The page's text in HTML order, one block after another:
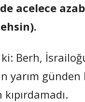
acelece
Berh,
yarım